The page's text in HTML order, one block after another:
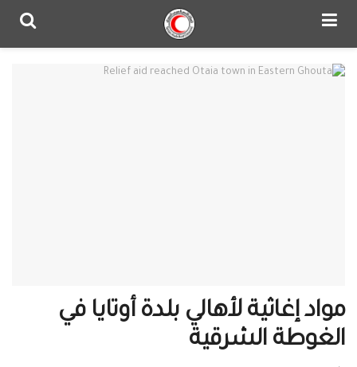
مواد إغاثية لأهالي بلدة أوتايا في
الغوطة الشرقية